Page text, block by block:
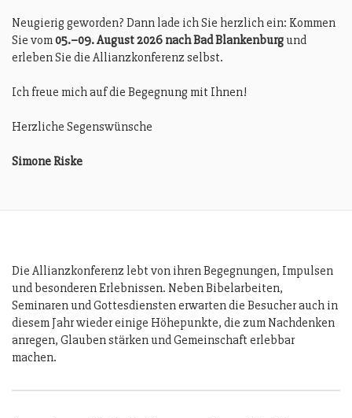
Neugierig geworden? Dann lade ich Sie herzlich ein: Kommen
Sie vom05.–09. August 2026 nach Bad Blankenburgund
erleben Sie die Allianzkonferenz selbst.
Ich freue mich auf die Begegnung mit Ihnen!
Herzliche Segenswünsche
Simone Riske
Die Allianzkonferenz lebt von ihren Begegnungen, Impulsen
und besonderen Erlebnissen. Neben Bibelarbeiten,
Seminaren und Gottesdiensten erwarten die Besucher auch in
diesem Jahr wieder einige Höhepunkte, die zum Nachdenken
anregen, Glauben stärken und Gemeinschaft erlebbar
machen.